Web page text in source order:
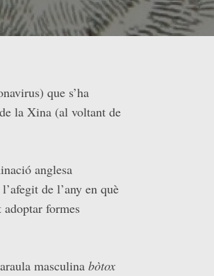
que s’ha
la Xina (al voltant de
anglesa
de l’any en què
formes
masculina bòtox